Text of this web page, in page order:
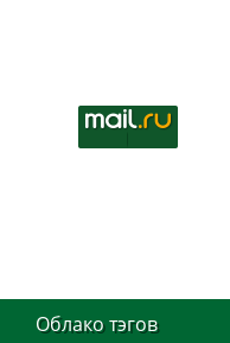
Облако тэгов